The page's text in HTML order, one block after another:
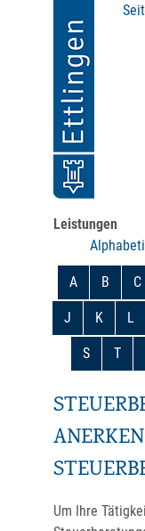
Leistungen
A B C
J K L
S T
Um Ihre